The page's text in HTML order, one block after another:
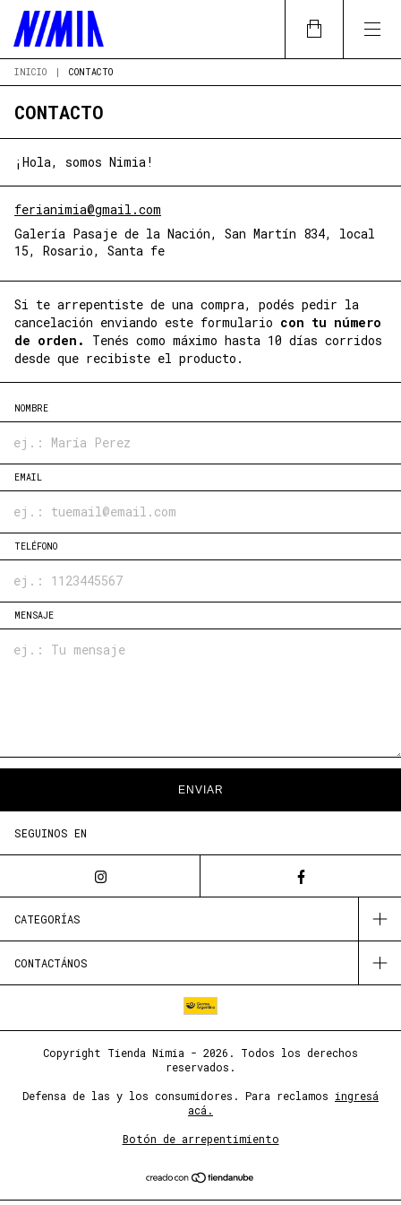
INICIO | CONTACTO
CONTACTO
¡Hola, somos Nimia!
ferianimia@gmail.com
Galería Pasaje de la Nación, San Martín 834, local
15, Rosario, Santa fe
Si te arrepentiste de una compra, podés pedir la
cancelación enviando este formulario con tu número
de orden.
Tenés como máximo hasta 10 días corridos
desde que recibiste el producto.
NOMBRE
EMAIL
TELÉFONO
MENSAJE
ENVIAR
SEGUINOS EN
CATEGORÍAS
CONTACTÁNOS
Copyright Tienda Nimia - 2026. Todos los derechos
reservados.
Defensa de las y los consumidores. Para reclamos ingresá
acá.
Botón de arrepentimiento